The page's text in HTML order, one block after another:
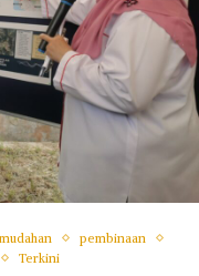
pembinaan
Terkini